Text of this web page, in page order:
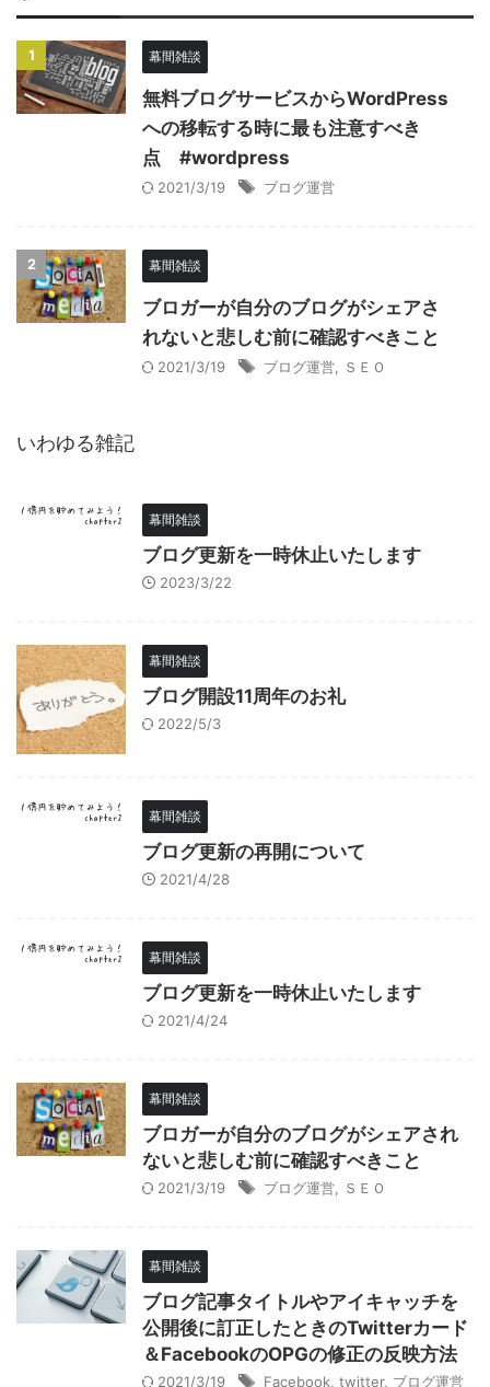
1 幕間雑談
無料ブログサービスからWordPress
への移転する時に最も注意すべき
点 #wordpress
2021/3/19 ブログ運営
2 幕間雑談
ブロガーが自分のブログがシェアさ
れないと悲しむ前に確認すべきこと
2021/3/19 ブログ運営 ＳＥＯ
いわゆる雑記
幕間雑談
ブログ更新を一時休止いたします
2023/3/22
幕間雑談
ブログ開設11周年のお礼
2022/5/3
幕間雑談
ブログ更新の再開について
2021/4/28
幕間雑談
ブログ更新を一時休止いたします
2021/4/24
幕間雑談
ブロガーが自分のブログがシェアされ
ないと悲しむ前に確認すべきこと
2021/3/19 ブログ運営 ＳＥＯ
幕間雑談
ブログ記事タイトルやアイキャッチを
公開後に訂正したときのTwitterカード
＆FacebookのOPGの修正の反映方法
2021/3/19 Facebook twitter, ブログ運営